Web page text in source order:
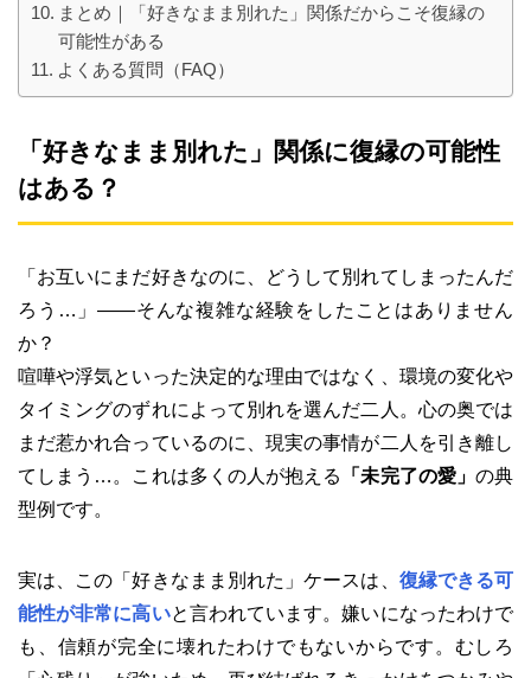
まとめ｜「好きなまま別れた」関係だからこそ復縁の
可能性がある
よくある質問（FAQ）
「好きなまま別れた」関係に復縁の可能性
はある？
「お互いにまだ好きなのに、どうして別れてしまったんだ
ろう…」――そんな複雑な経験をしたことはありません
か？
喧嘩や浮気といった決定的な理由ではなく、環境の変化や
タイミングのずれによって別れを選んだ二人。心の奥では
まだ惹かれ合っているのに、現実の事情が二人を引き離し
てしまう…。これは多くの人が抱える
「未完了の愛」 の典
型例です。
実は、この「好きなまま別れた」ケースは、 復縁できる可
能性が非常に高いと言われています。嫌いになったわけで
も、信頼が完全に壊れたわけでもないからです。むしろ